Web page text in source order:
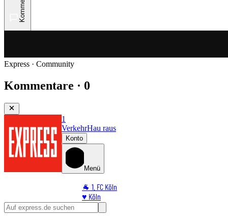
Express · Community
Kommentare · 0
1
VerkehrHau raus
Konto
Menü
🐐 1. FC Köln
♥️ Köln
⭐ Promi